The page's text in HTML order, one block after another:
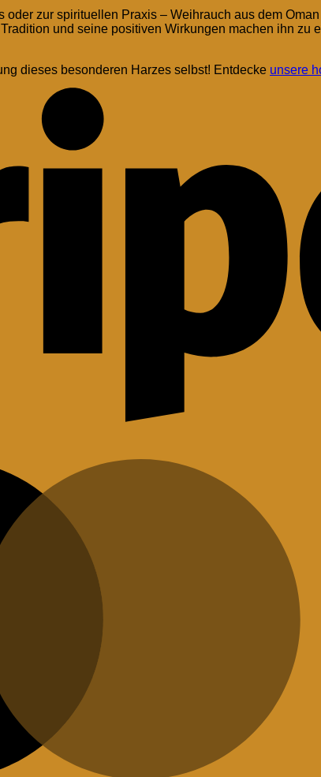
zur spirituellen Praxis – Weihrauch aus dem
und seine positiven Wirkungen machen ihn zu
dieses besonderen Harzes selbst! Entdecke unsere